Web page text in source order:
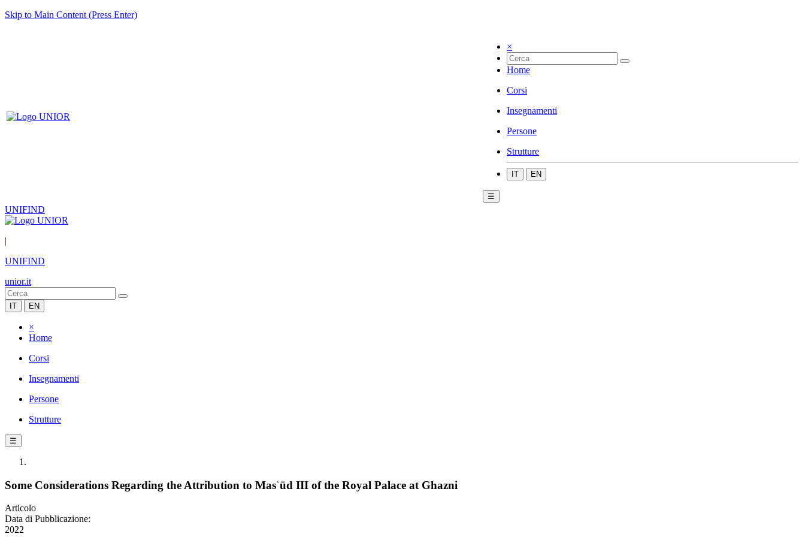
Skip to Main Content (Press Enter)
×
Home
Corsi
Insegnamenti
Persone
Strutture
IT EN
☰
UNIFIND
|
UNIFIND
unior.it
IT EN
×
Home
Corsi
Insegnamenti
Persone
Strutture
☰
Some Considerations Regarding the Attribution to Masʿūd III of the Royal Palace at Ghazni
Articolo
Data di Pubblicazione:
2022